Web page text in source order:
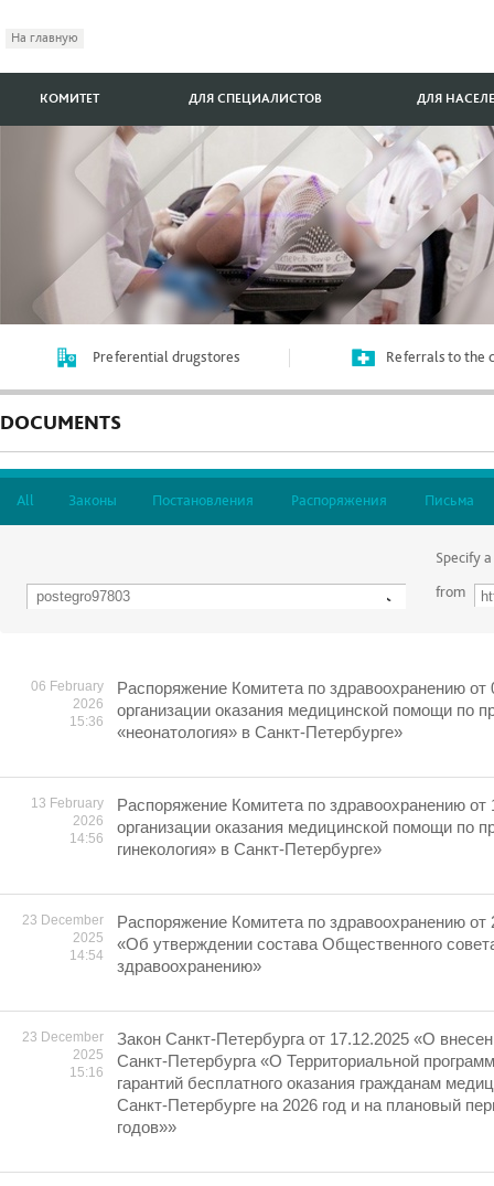
На главную
КОМИТЕТ ДЛЯ СПЕЦИАЛИСТОВ ДЛЯ
Preferential drugstores Referrals to the
DOCUMENTS
All Законы Постановления Распоряжения Письма
Specify
from
06 February
2026
15:36
Распоряжение Комитета по здравоохранению
организации оказания медицинской помощи по
«неонатология» в Санкт-Петербурге»
13 February
2026
14:56
Распоряжение Комитета по здравоохранению
организации оказания медицинской помощи по
гинекология» в Санкт-Петербурге»
23 December
2025
14:54
Распоряжение Комитета по здравоохранению
«Об утверждении состава Общественного
здравоохранению»
23 December
2025
15:16
Закон Санкт-Петербурга от 17.12.2025 «О
Санкт-Петербурга «О Территориальной
гарантий бесплатного оказания гражданам
Санкт-Петербурге на 2026 год и на плановый
годов»»